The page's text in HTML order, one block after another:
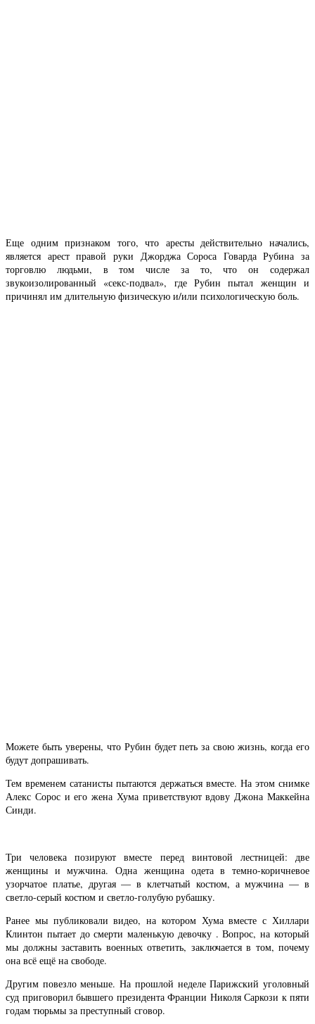
Еще одним признаком того, что аресты действительно начались,
является арест правой руки Джорджа Сороса Говарда Рубина за
торговлю людьми, в том числе за то, что он содержал
звукоизолированный «секс-подвал», где Рубин пытал женщин и
причинял им длительную физическую и/или психологическую боль.
Можете быть уверены, что Рубин будет петь за свою жизнь, когда его
будут допрашивать.
Тем временем сатанисты пытаются держаться вместе. На этом снимке
Алекс Сорос и его жена Хума приветствуют вдову Джона Маккейна
Синди.
Три человека позируют вместе перед винтовой лестницей: две
женщины и мужчина. Одна женщина одета в темно-коричневое
узорчатое платье, другая — в клетчатый костюм, а мужчина — в
светло-серый костюм и светло-голубую рубашку.
Ранее мы публиковали видео, на котором Хума вместе с Хиллари
Клинтон пытает до смерти маленькую девочку . Вопрос, на который
мы должны заставить военных ответить, заключается в том, почему
она всё ещё на свободе.
Другим повезло меньше. На прошлой неделе Парижский уголовный
суд приговорил бывшего президента Франции Николя Саркози к пяти
годам тюрьмы за преступный сговор.